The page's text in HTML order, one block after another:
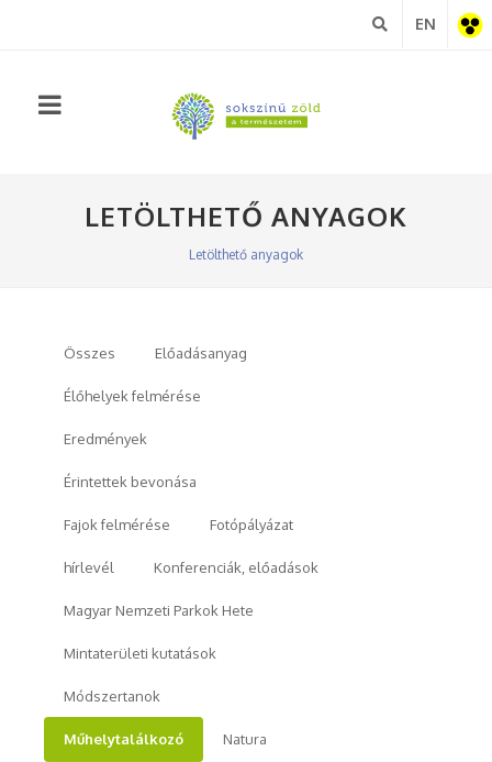
EN
LETÖLTHETŐ ANYAGOK
Letölthető anyagok
Összes Előadásanyag
Élőhelyek felmérése
Eredmények
Érintettek bevonása
Fajok felmérése Fotópályázat
hírlevél Konferenciák, előadások
Magyar Nemzeti Parkok Hete
Mintaterületi kutatások
Módszertanok
Műhelytalálkozó Natura